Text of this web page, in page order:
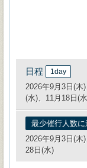
日程 1day
2026年9月3日(木
(水)、11月18日(
最少催行人数
2026年9月3日(木
28日(水)